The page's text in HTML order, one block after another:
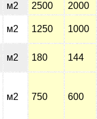
м2 2500 2000
м2 1250 1000
м2 180 144
м2 750 600